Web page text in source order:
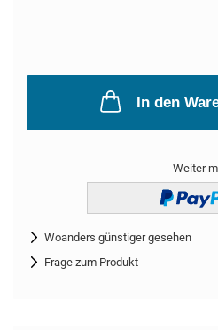
In den
Weiter
Woanders günstiger gesehen
Frage zum Produkt